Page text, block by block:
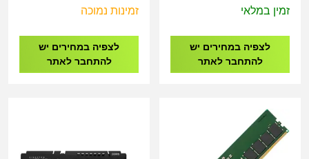
LONG-DIMM
זמין במלאי
לצפיה במחירים יש
להתחבר לאתר
5600MHZ 1.1V
BGS
זמינות נמוכה
לצפיה במחירים יש
להתחבר לאתר